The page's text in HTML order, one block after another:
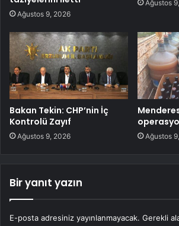
Ağustos 9, 2026
Ağustos
Bakan Tekin: CHP’nin İç
Kontrolü Zayıf
Ağustos 9, 2026 Ağustos
Bir yanıt yazın
E-posta adresiniz yayınlanmayacak. Gerekli